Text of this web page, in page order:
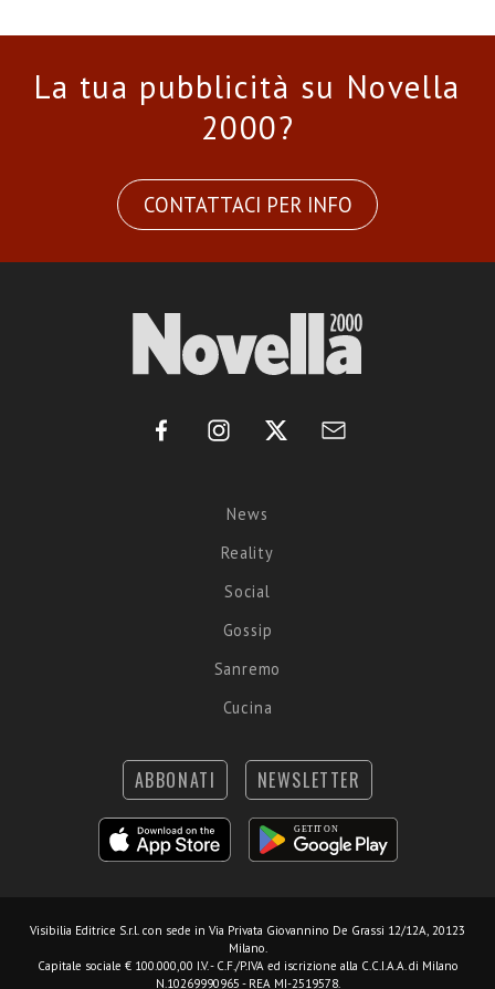
La tua pubblicità su Novella
2000?
CONTATTACI PER INFO
News
Reality
Social
Gossip
Sanremo
Cucina
ABBONATI NEWSLETTER
Visibilia Editrice S.r.l. con sede in Via Privata Giovannino De Grassi 12/12A, 20123
Milano.
Capitale sociale € 100.000,00 I.V. - C.F./P.IVA ed iscrizione alla C.C.I.A.A. di Milano
N.10269990965 - REA MI-2519578.